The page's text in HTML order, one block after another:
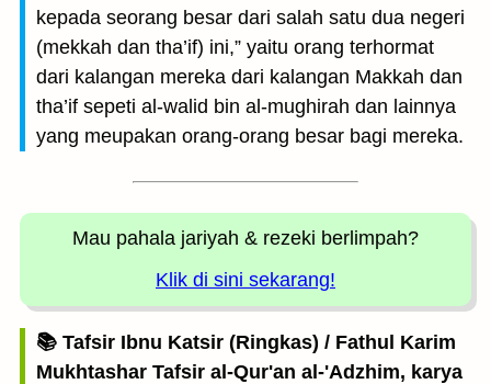
kepada seorang besar dari salah satu dua negeri
(mekkah dan tha’if) ini,” yaitu orang terhormat
dari kalangan mereka dari kalangan Makkah dan
tha’if sepeti al-walid bin al-mughirah dan lainnya
yang meupakan orang-orang besar bagi mereka.
Mau pahala jariyah & rezeki berlimpah?
Klik di sini sekarang!
📚 Tafsir Ibnu Katsir (Ringkas) / Fathul Karim
Mukhtashar Tafsir al-Qur'an al-'Adzhim, karya